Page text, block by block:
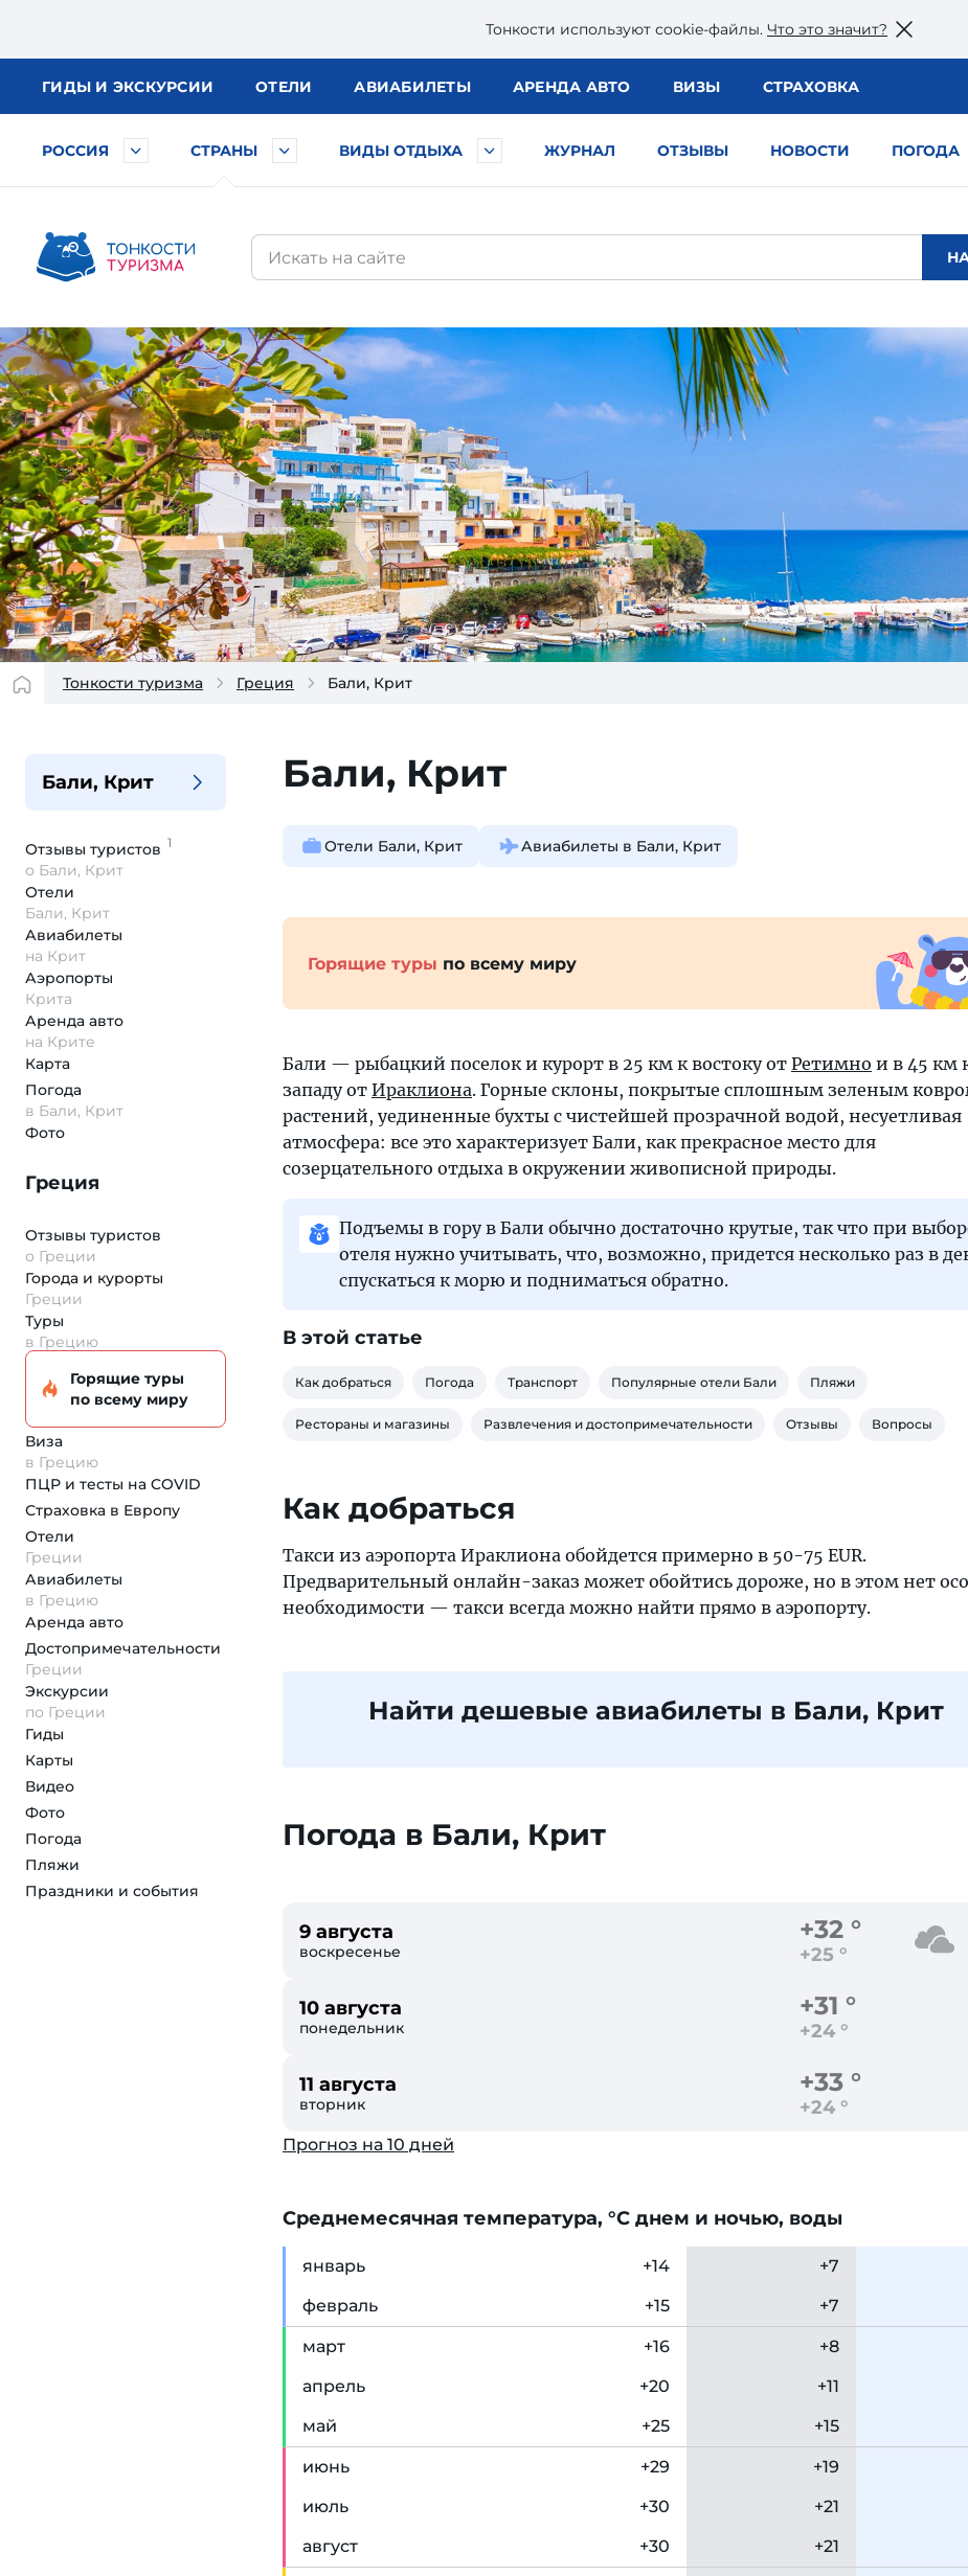
Тонкости используют сookie-файлы. Что это значит?
ГИДЫ И ЭКСКУРСИИ ОТЕЛИ АВИАБИЛЕТЫ АРЕНДА АВТО ВИЗЫ СТРАХОВКА
РОССИЯ СТРАНЫ ВИДЫ ОТДЫХА ЖУРНАЛ ОТЗЫВЫ НОВОСТИ ПОГОДА
Тонкости туризма Греция Бали, Крит
Бали, Крит
Отзывы туристов 1
о Бали, Крит
Отели
Бали, Крит
Авиабилеты
на Крит
Аэропорты
Крита
Аренда авто
на Крите
Карта
Погода
в Бали, Крит
Фото
Греция
Отзывы туристов
о Греции
Города и курорты
Греции
Туры
в Грецию
Горящие туры
по всему миру
Виза
в Грецию
ПЦР и тесты на COVID
Страховка в Европу
Отели
Греции
Авиабилеты
в Грецию
Аренда авто
Достопримеча­тельности
Греции
Экскурсии
по Греции
Гиды
Карты
Видео
Фото
Погода
Пляжи
Праздники и события
Бали, Крит
Отели Бали, Крит Авиабилеты в Бали, Крит
Горящие туры по всему миру
Бали — рыбацкий поселок и курорт в 25 км к востоку от Ретимно и в 45 км
западу от Ираклиона. Горные склоны, покрытые сплошным зеленым
растений, уединенные бухты с чистейшей прозрачной водой, несуетливая
атмосфера: все это характеризует Бали, как прекрасное место для
созерцательного отдыха в окружении живописной природы.
Подъемы в гору в Бали обычно достаточно крутые, так что при
отеля нужно учитывать, что, возможно, придется несколько раз в
спускаться к морю и подниматься обратно.
В этой статье
Как добраться Погода Транспорт Популярные отели Бали Пляжи
Рестораны и магазины Развлечения и достопримечательности Отзывы Вопросы
Как добраться
Такси из аэропорта Ираклиона обойдется примерно в 50-75 EUR.
Предварительный онлайн-заказ может обойтись дороже, но в этом нет
необходимости — такси всегда можно найти прямо в аэропорту.
Найти дешевые авиабилеты в Бали, Крит
Погода в Бали, Крит
9 августа
воскресенье
+32 °
+25 °
10 августа
понедельник
+31 °
+24 °
11 августа
вторник
+33 °
+24 °
Прогноз на 10 дней
Cреднемесячная температура, °C днем и ночью, воды
январь +14 +7
февраль +15 +7
март +16 +8
апрель +20 +11
май
+25 +15
июнь +29 +19
июль +30 +21
август +30 +21